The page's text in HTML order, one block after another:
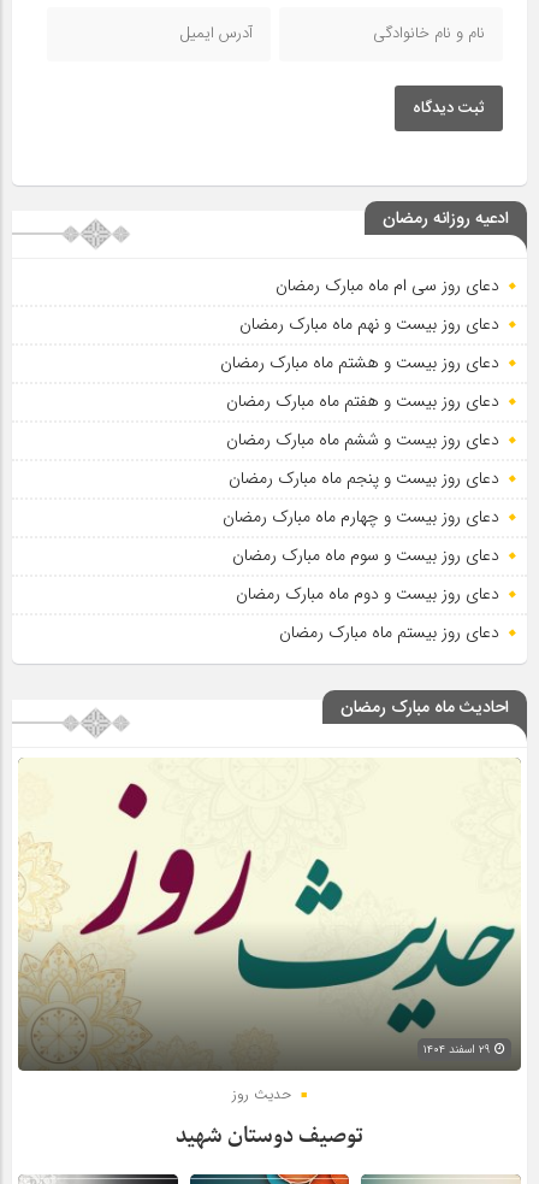
ثبت دیدگاه
ادعیه روزانه رمضان
دعای روز سی ام ماه مبارک رمضان
دعای روز بیست و نهم ماه مبارک رمضان
دعای روز بیست و هشتم ماه مبارک رمضان
دعای روز بیست و هفتم ماه مبارک رمضان
دعای روز بیست و ششم ماه مبارک رمضان
دعای روز بیست و پنجم ماه مبارک رمضان
دعای روز بیست و چهارم ماه مبارک رمضان
دعای روز بیست و سوم ماه مبارک رمضان
دعای روز بیست و دوم ماه مبارک رمضان
دعای روز بیستم ماه مبارک رمضان
احادیث ماه مبارک رمضان
حدیث روز
توصیف دوستان شهید